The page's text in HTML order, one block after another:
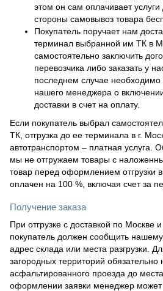
этом он сам оплачивает
стороны самовывоз товара
Покупатель поручает нам
терминал выбранной им ТК в
самостоятельно заключить
перевозчика либо заказать у
последнем случае необходимо
нашего менеджера о
доставки в счет на оплату.
Если покупатель выбрал
ТК, отгрузка до ее терминала в г.
автотранспортом – платная услуга.
мы не отгружаем товары с
товар перед оформлением отгрузки
оплачен на 100 %, включая счет за
Получение заказа
При отгрузке с доставкой по Москве
покупатель должен сообщить
адрес склада или места разгрузки.
загородных территорий обязательно
асфальтированного проезда до
оформлении заявки менеджер может